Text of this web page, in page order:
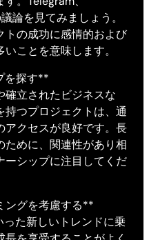
論を見てみましょう。
トの成功に感情的および
ことを意味します。
を探す**
確立されたビジネスな
持つプロジェクトは、通
アクセスが良好です。長
めに、関連性があり相
ーシップに注目してくだ
ングを考慮する**
った新しいトレンドに乗